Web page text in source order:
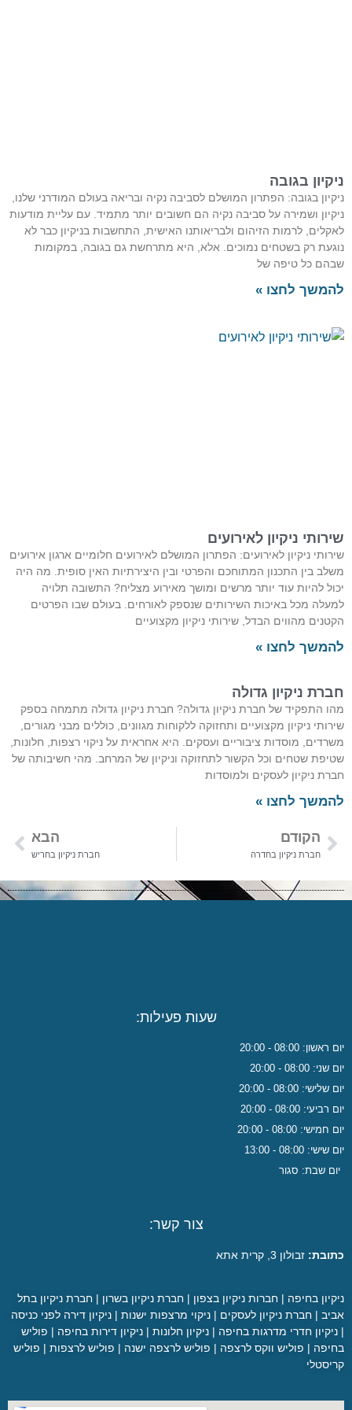
ניקיון בגובה
ניקיון בגובה: הפתרון המושלם לסביבה נקיה ובריאה בעולם המודרני שלנו,
ניקיון ושמירה על סביבה נקיה הם חשובים יותר מתמיד. עם עליית מודעות
לאקלים, לרמות הזיהום ולבריאותנו האישית, התחשבות בניקיון כבר לא
נוגעת רק בשטחים נמוכים. אלא, היא מתרחשת גם בגובה, במקומות
שבהם כל טיפה של
להמשך לחצו »
שירותי ניקיון לאירועים
שירותי ניקיון לאירועים: הפתרון המושלם לאירועים חלומיים ארגון אירועים
משלב בין התכנון המתוחכם והפרטי ובין היצירתיות האין סופית. מה היה
יכול להיות עוד יותר מרשים ומושך מאירוע מצליח? התשובה תלויה
למעלה מכל באיכות השירותים שנספק לאורחים. בעולם שבו הפרטים
הקטנים מהווים הבדל, שירותי ניקיון מקצועיים
להמשך לחצו »
חברת ניקיון גדולה
מהו התפקיד של חברת ניקיון גדולה? חברת ניקיון גדולה מתמחה בספק
שירותי ניקיון מקצועיים ותחזוקה ללקוחות מגוונים, כוללים מבני מגורים,
משרדים, מוסדות ציבוריים ועסקים. היא אחראית על ניקוי רצפות, חלונות,
שטיפת שטחים וכל הקשור לתחזוקה וניקיון של המרחב. מהי חשיבותה של
חברת ניקיון לעסקים ולמוסדות
להמשך לחצו »
הקודם
חברת ניקיון בחדרה
הבא
חברת ניקיון בחריש
שעות פעילות:
יום ראשון: 08:00 - 20:00
יום שני: 08:00 - 20:00
יום שלישי: 08:00 - 20:00
יום רביעי: 08:00 - 20:00
יום חמישי: 08:00 - 20:00
יום שישי: 08:00 - 13:00
יום שבת: סגור
צור קשר:
כתובת: זבולון 3, קרית אתא
ניקיון בחיפה | חברות ניקיון בצפון | חברת ניקיון בשרון | חברת ניקיון בתל
אביב | חברת ניקיון לעסקים | ניקוי מרצפות ישנות | ניקיון דירה לפני כניסה
| ניקיון חדרי מדרגות בחיפה | ניקיון חלונות | ניקיון דירות בחיפה | פוליש
בחיפה | פוליש ווקס לרצפה | פוליש לרצפה ישנה | פוליש לרצפות | פוליש
קריסטלי